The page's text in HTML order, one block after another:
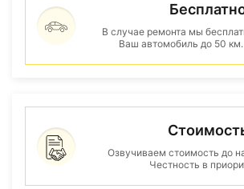
В случае ремонта мы
Ваш автомобиль до 50
Озвучиваем стоимость до
Честность в